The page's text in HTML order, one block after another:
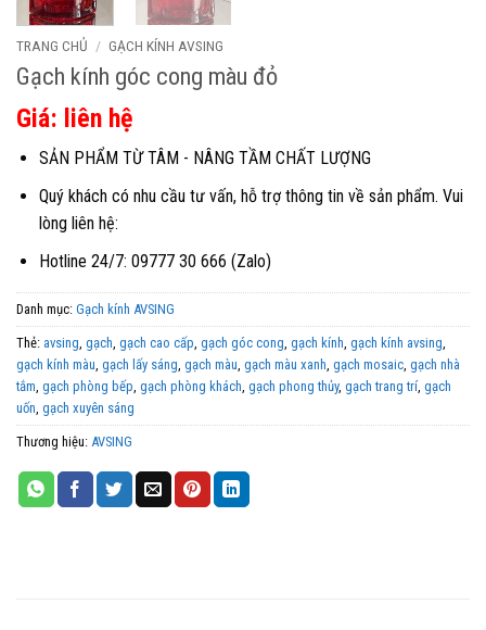
TRANG CHỦ / GẠCH KÍNH AVSING
Gạch kính góc cong màu đỏ
Giá: liên hệ
SẢN PHẨM TỪ TÂM - NÂNG TẦM CHẤT LƯỢNG
Quý khách có nhu cầu tư vấn, hỗ trợ thông tin về sản phẩm. Vui
lòng liên hệ:
Hotline 24/7: 09777 30 666 (Zalo)
Danh mục: Gạch kính AVSING
Thẻ: avsing gạch gạch cao cấp gạch góc cong gạch kính gạch kính avsing
gạch kính màu gạch lấy sáng gạch màu gạch màu xanh gạch mosaic gạch nhà
tắm gạch phòng bếp gạch phòng khách gạch phong thủy, gạch trang trí gạch
uốn gạch xuyên sáng
Thương hiệu: AVSING